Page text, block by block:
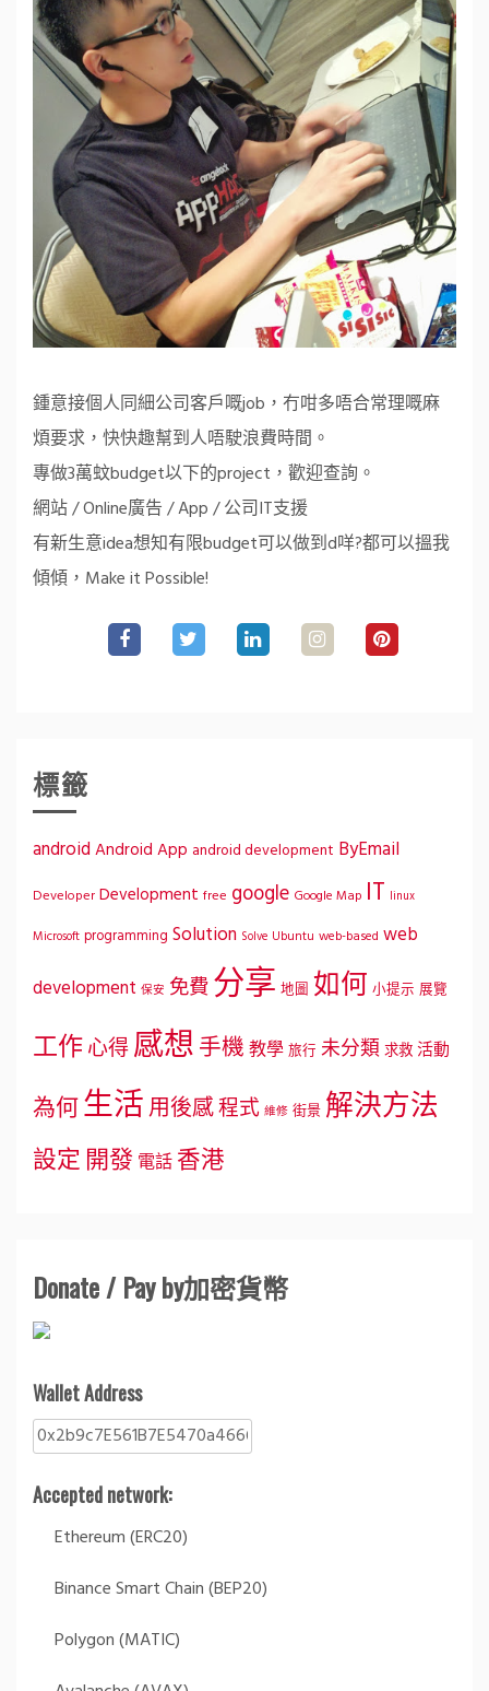
鍾意接個人同細公司客戶嘅job，冇咁多唔合常理嘅麻
煩要求，快快趣幫到人唔駛浪費時間。
專做3萬蚊budget以下的project，歡迎查詢。
網站 / Online廣告 / App / 公司IT支援
有新生意idea想知有限budget可以做到d咩?都可以搵我
傾傾，Make it Possible!
標籤
android Android App android development ByEmail
Developer Development free google Google Map IT linux
Microsoft programming Solution Solve Ubuntu web-based web
development 保安 免費分享 地圖 如何 小提示 展覽
工作心得感想手機教學 旅行 未分類求救活動
為何生活用後感程式 維修 街景 解決方法
設定 開發電話香港
Donate / Pay by加密貨幣
Wallet Address
Accepted network:
Ethereum (ERC20)
Binance Smart Chain (BEP20)
Polygon (MATIC)